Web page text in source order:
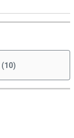
(10)